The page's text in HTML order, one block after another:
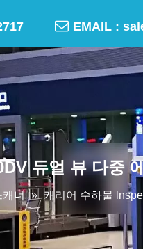
 EMAIL :
듀얼 뷰 다중
캐너 » 캐리어 수하물